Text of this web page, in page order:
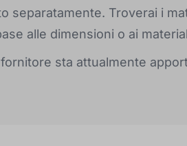
separatamente. Troverai i
alle dimensioni o ai
sta attualmente